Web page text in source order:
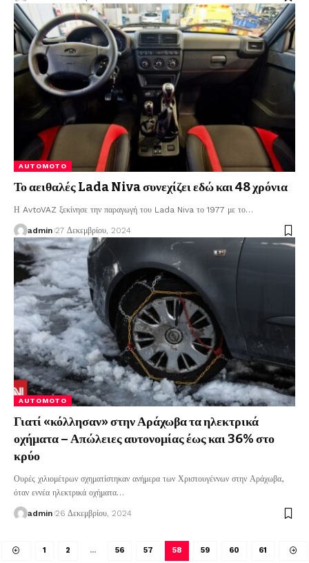
AUTOMOTO
Το αειθαλές Lada Niva συνεχίζει εδώ και 48 χρόνια
Η AvtoVAZ ξεκίνησε την παραγωγή του Lada Niva το 1977 με το…
admin 27 Δεκεμβρίου, 2024
AUTOMOTO
Γιατί «κόλλησαν» στην Αράχωβα τα ηλεκτρικά
οχήματα – Απώλειες αυτονομίας έως και 36% στο
κρύο
Ουρές χιλιομέτρων σχηματίστηκαν ανήμερα των Χριστουγέννων στην Αράχωβα,
όταν εννέα ηλεκτρικά οχήματα…
admin 26 Δεκεμβρίου, 2024
1 2 … 56 57 58 59 60 61